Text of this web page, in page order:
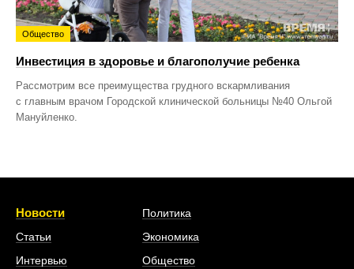
Общество
Инвестиция в здоровье и благополучие ребенка
Рассмотрим все преимущества грудного вскармливания
с главным врачом Городской клинической больницы №40 Ольгой
Мануйленко.
Новости
Статьи
Интервью
Политика
Экономика
Общество